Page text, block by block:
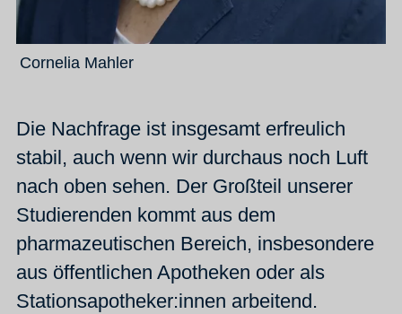
Cornelia Mahler
Die Nachfrage ist insgesamt erfreulich
stabil, auch wenn wir durchaus noch Luft
nach oben sehen. Der Großteil unserer
Studierenden kommt aus dem
pharmazeutischen Bereich, insbesondere
aus öffentlichen Apotheken oder als
Stationsapotheker:innen arbeitend.